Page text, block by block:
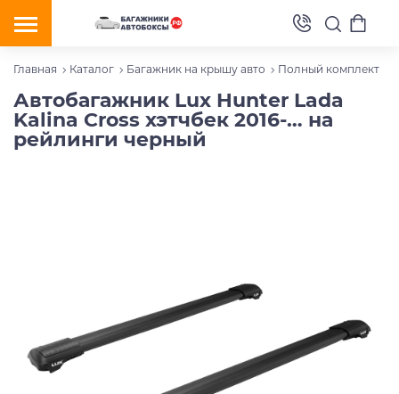
Главная Каталог Багажник на крышу авто Полный комплект
Автобагажник Lux Hunter Lada
Kalina Cross хэтчбек 2016-… на
рейлинги черный